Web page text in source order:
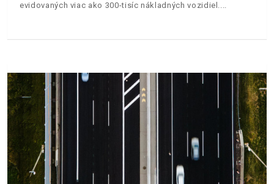
evidovaných viac ako 300-tisíc nákladných vozidiel.